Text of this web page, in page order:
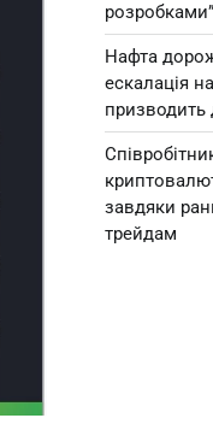
Нафта
ескалація
призводить
завдяки
трейдам